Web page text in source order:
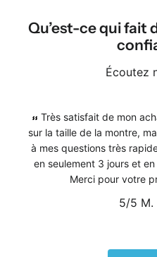
Qu’est-ce qui fait
Écoutez
Très satisfait de mon
sur la taille de la montre,
à mes questions très
en seulement 3 jours et
Merci pour votre
5/5 M.